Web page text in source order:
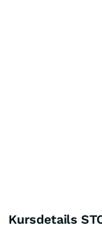
Kursdetails